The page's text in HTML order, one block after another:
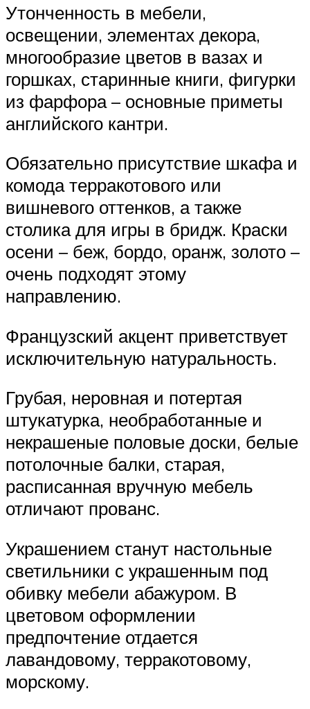
Утонченность в мебели,
освещении, элементах декора,
многообразие цветов в вазах и
горшках, старинные книги, фигурки
из фарфора – основные приметы
английского кантри.
Обязательно присутствие шкафа и
комода терракотового или
вишневого оттенков, а также
столика для игры в бридж. Краски
осени – беж, бордо, оранж, золото –
очень подходят этому
направлению.
Французский акцент приветствует
исключительную натуральность.
Грубая, неровная и потертая
штукатурка, необработанные и
некрашеные половые доски, белые
потолочные балки, старая,
расписанная вручную мебель
отличают прованс.
Украшением станут настольные
светильники с украшенным под
обивку мебели абажуром. В
цветовом оформлении
предпочтение отдается
лавандовому, терракотовому,
морскому.